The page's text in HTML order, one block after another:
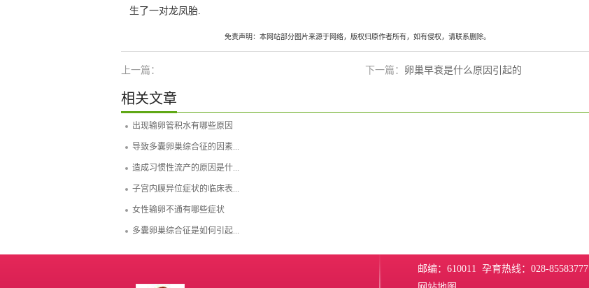
生了一对龙凤胎.
免责声明：本网站部分图片来源于网络，版权归原作者所有，如有侵权，请联系删除。
上一篇： 下一篇： 卵巢早衰是什么原因引起的
相关文章
出现输卵管积水有哪些原因
导致多囊卵巢综合征的因素...
造成习惯性流产的原因是什...
子宫内膜异位症状的临床表...
女性输卵不通有哪些症状
多囊卵巢综合征是如何引起...
邮编：610011 孕育热线：028-85583777